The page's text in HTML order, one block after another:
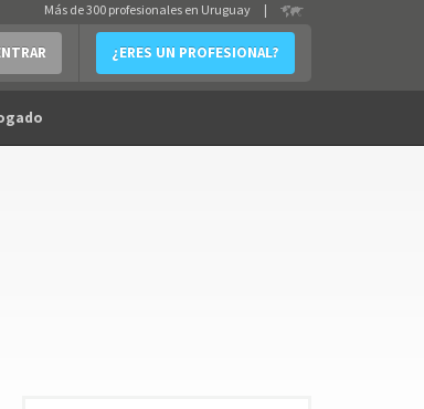
¿ERES UN PROFESIONAL?
Más de 300 profesionales en Uruguay |